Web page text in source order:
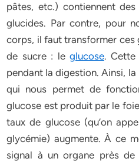
pâtes, etc.) contiennent des
glucides. Par contre, pour
corps, il faut transformer ces
de sucre : le glucose. Cette
pendant la digestion. Ainsi,
qui nous permet de
glucose est produit par le
taux de glucose (qu’on
glycémie) augmente. À ce
signal à un organe près de